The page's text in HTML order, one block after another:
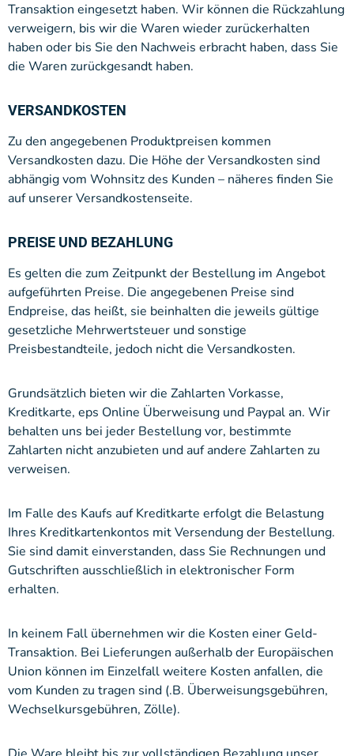
Transaktion eingesetzt haben. Wir können die Rückzahlung
verweigern, bis wir die Waren wieder zurückerhalten
haben oder bis Sie den Nachweis erbracht haben, dass Sie
die Waren zurückgesandt haben.
VERSANDKOSTEN
Zu den angegebenen Produktpreisen kommen
Versandkosten dazu. Die Höhe der Versandkosten sind
abhängig vom Wohnsitz des Kunden – näheres finden Sie
auf unserer Versandkostenseite.
PREISE UND BEZAHLUNG
Es gelten die zum Zeitpunkt der Bestellung im Angebot
aufgeführten Preise. Die angegebenen Preise sind
Endpreise, das heißt, sie beinhalten die jeweils gültige
gesetzliche Mehrwertsteuer und sonstige
Preisbestandteile, jedoch nicht die Versandkosten.
Grundsätzlich bieten wir die Zahlarten Vorkasse,
Kreditkarte, eps Online Überweisung und Paypal an. Wir
behalten uns bei jeder Bestellung vor, bestimmte
Zahlarten nicht anzubieten und auf andere Zahlarten zu
verweisen.
Im Falle des Kaufs auf Kreditkarte erfolgt die Belastung
Ihres Kreditkartenkontos mit Versendung der Bestellung.
Sie sind damit einverstanden, dass Sie Rechnungen und
Gutschriften ausschließlich in elektronischer Form
erhalten.
In keinem Fall übernehmen wir die Kosten einer Geld-
Transaktion. Bei Lieferungen außerhalb der Europäischen
Union können im Einzelfall weitere Kosten anfallen, die
vom Kunden zu tragen sind (.B. Überweisungsgebühren,
Wechselkursgebühren, Zölle).